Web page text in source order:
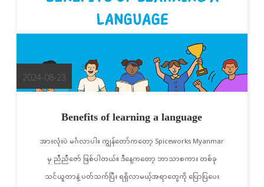
2024-08-23
Benefits of learning a language
အားလုံးပဲ မင်္ဂလာပါ။ ကျွန်တော်ကတော့ Spiceworks Myanmar
မှ ညီညီဇော် ဖြစ်ပါတယ်။ ဒီနေ့ကတော့ ဘာသာစကား တစ်ခု
သင်ယူတာနဲ့ ပတ်သက်ပြီး ရရှိလာမယ့်အရာတွေကို ပြောပြပေး